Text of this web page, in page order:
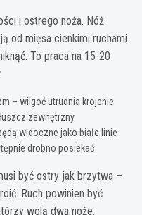
i ostrego noża. Nóż
od mięsa cienkimi ruchami.
To praca na 15-20
– wilgoć utrudnia krojenie
zewnętrzny
widoczne jako białe linie
drobno posiekać
być ostry jak brzytwa –
Ruch powinien być
wolą dwa noże,